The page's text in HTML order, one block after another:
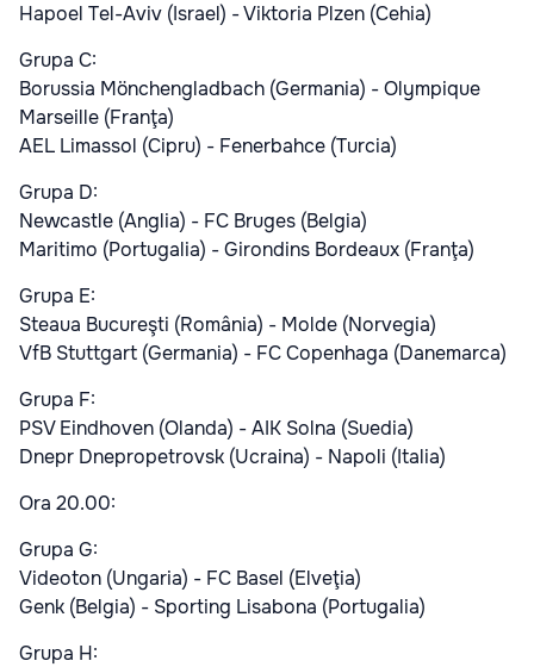
Hapoel Tel-Aviv (Israel) - Viktoria Plzen (Cehia)
Grupa C:
Borussia Mönchengladbach (Germania) - Olympique
Marseille (Franţa)
AEL Limassol (Cipru) - Fenerbahce (Turcia)
Grupa D:
Newcastle (Anglia) - FC Bruges (Belgia)
Maritimo (Portugalia) - Girondins Bordeaux (Franţa)
Grupa E:
Steaua Bucureşti (România) - Molde (Norvegia)
VfB Stuttgart (Germania) - FC Copenhaga (Danemarca)
Grupa F:
PSV Eindhoven (Olanda) - AIK Solna (Suedia)
Dnepr Dnepropetrovsk (Ucraina) - Napoli (Italia)
Ora 20.00:
Grupa G:
Videoton (Ungaria) - FC Basel (Elveţia)
Genk (Belgia) - Sporting Lisabona (Portugalia)
Grupa H: